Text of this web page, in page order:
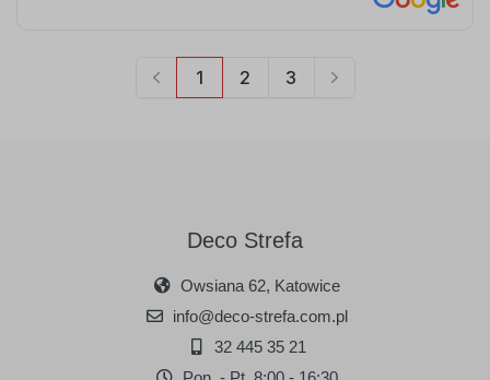
Deco Strefa
Owsiana 62, Katowice
info@deco-strefa.com.pl
32 445 35 21